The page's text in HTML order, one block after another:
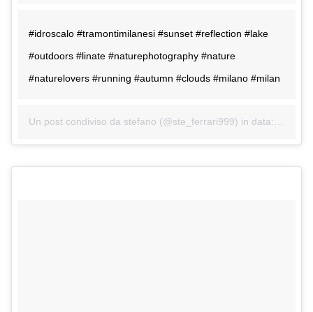
#idroscalo #tramontimilanesi #sunset #reflection #lake
#outdoors #linate #naturephotography #nature
#naturelovers #running #autumn #clouds #milano #milan
Un post condiviso da stefano (@ste_ferrari999) in data:28 Ott